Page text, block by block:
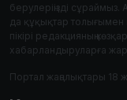
берулеріңізді
да құқықтар толығымен
пікірі редакцияның
хабарландыруларға
Портал жаңалықтары 18